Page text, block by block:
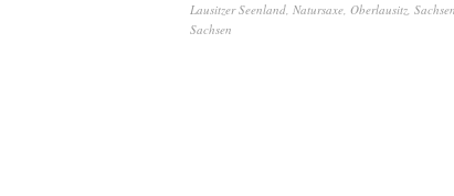
Lausitzer Seenland, Natursaxe, Oberlausitz, Sachsen
Sachsen